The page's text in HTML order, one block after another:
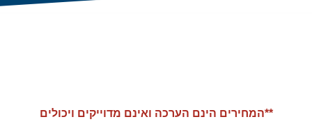
**המחירים הינם הערכה ואינם מדוייקים ויכולים